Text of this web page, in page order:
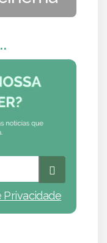
Privacidade